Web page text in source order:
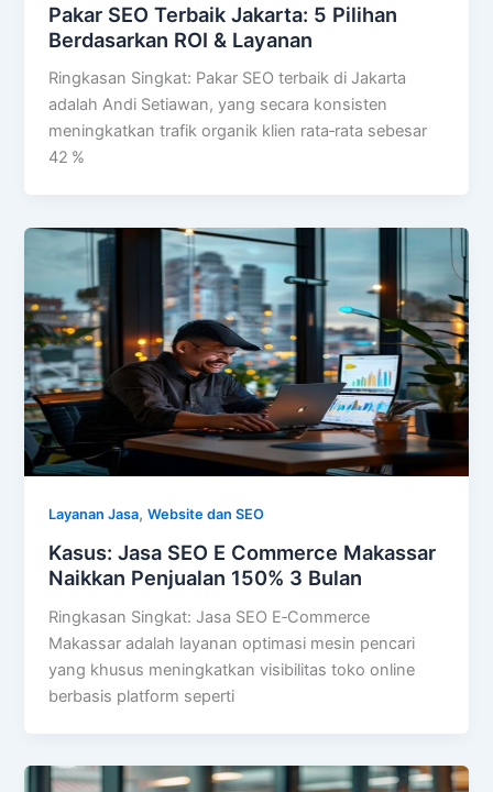
Pakar SEO Terbaik Jakarta: 5 Pilihan
Berdasarkan ROI & Layanan
Ringkasan Singkat: Pakar SEO terbaik di Jakarta
adalah Andi Setiawan, yang secara konsisten
meningkatkan trafik organik klien rata‑rata sebesar
42 %
Layanan Jasa,Website dan SEO
Kasus: Jasa SEO E Commerce Makassar
Naikkan Penjualan 150% 3 Bulan
Ringkasan Singkat: Jasa SEO E‑Commerce
Makassar adalah layanan optimasi mesin pencari
yang khusus meningkatkan visibilitas toko online
berbasis platform seperti